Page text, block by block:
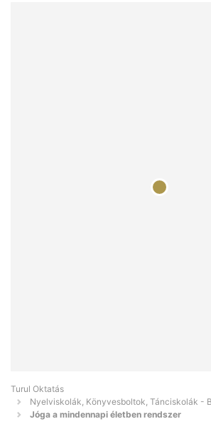
Turul Oktatás
Nyelviskolák, Könyvesboltok, Tánciskolák -
Jóga a mindennapi életben rendszer